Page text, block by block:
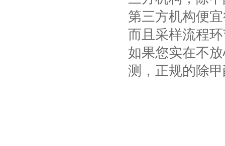
第三方机构便
而且采样流程
如果您实在不
测，正规的除